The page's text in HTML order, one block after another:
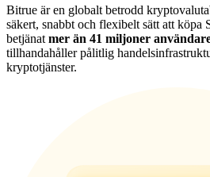
Hänvisning
Bjud in en vän för att få
BTC Welcome Rewards
Bitrue är en globalt betrodd
säkert, snabbt och flexibelt sätt att köpa
betjänat mer än 41 miljoner
tillhandahåller pålitlig
kryptotjänster.